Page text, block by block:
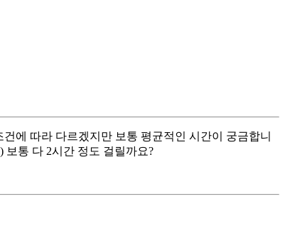
에 따라 다르겠지만 보통 평균적인 시간이 궁금합니
보통 다 2시간 정도 걸릴까요?